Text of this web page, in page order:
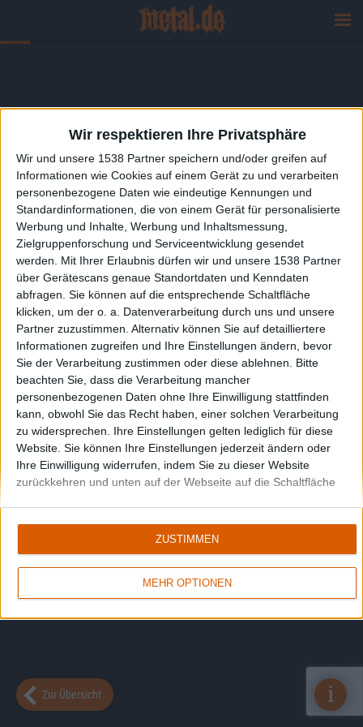
Wir respektieren Ihre Privatsphäre
Wir und unsere 1538 Partner speichern und/oder greifen auf
Informationen wie Cookies auf einem Gerät zu und verarbeiten
personenbezogene Daten wie eindeutige Kennungen und
Standardinformationen, die von einem Gerät für personalisierte
Werbung und Inhalte, Werbung und Inhaltsmessung,
Zielgruppenforschung und Serviceentwicklung gesendet
werden.
Mit Ihrer Erlaubnis dürfen wir und unsere 1538 Partner
über Gerätescans genaue Standortdaten und Kenndaten
abfragen. Sie können auf die entsprechende Schaltfläche
klicken, um der o. a. Datenverarbeitung durch uns und unsere
Partner zuzustimmen. Alternativ können Sie auf detailliertere
Informationen zugreifen und Ihre Einstellungen ändern, bevor
Sie der Verarbeitung zustimmen oder diese ablehnen.
Bitte
beachten Sie, dass die Verarbeitung mancher
personenbezogenen Daten ohne Ihre Einwilligung stattfinden
kann, obwohl Sie das Recht haben, einer solchen Verarbeitung
zu widersprechen. Ihre Einstellungen gelten lediglich für diese
Website. Sie können Ihre Einstellungen jederzeit ändern oder
Ihre Einwilligung widerrufen, indem Sie zu dieser Website
zurückkehren und unten auf der Webseite auf die Schaltfläche
MEHR OPTIONEN
ZUSTIMMEN
Zur Übersicht i